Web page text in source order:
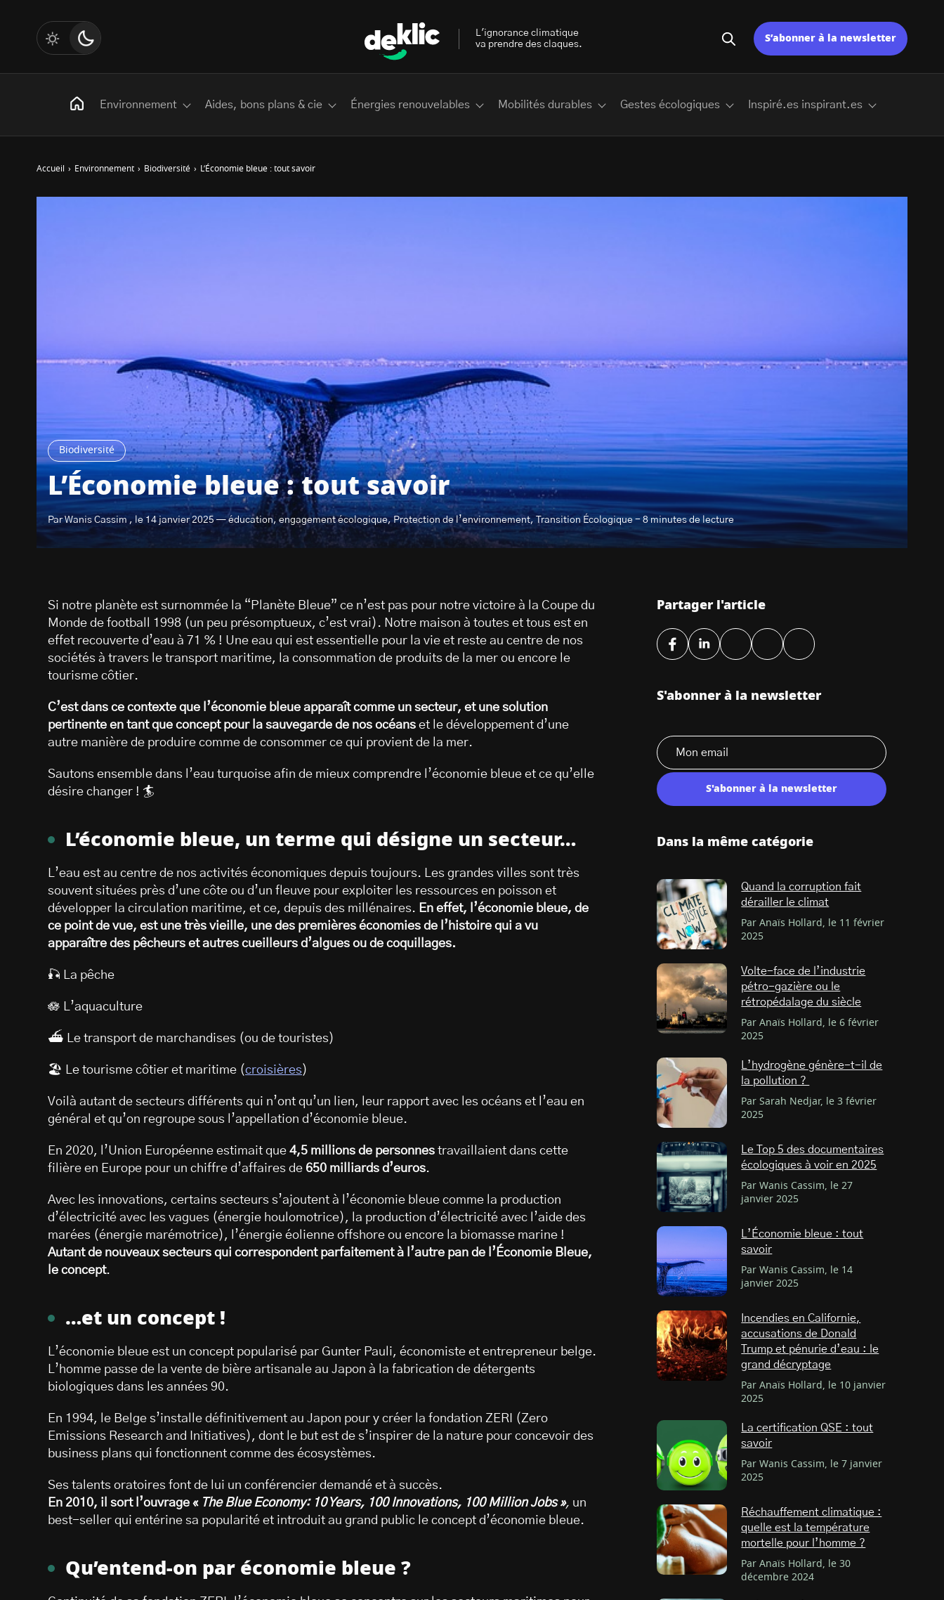
Biodiversité
L’Économie bleue : tout savoir
Par Wanis Cassim , le 14 janvier 2025 — éducation, engagement écologique, Protection de l’environnement, Transition Écologique - 8 minutes de lecture
Accueil › Environnement › Biodiversité › L’Économie bleue : tout savoir
Si notre planète est surnommée la “Planète Bleue” ce n’est pas pour notre victoire à la Coupe du
Monde de football 1998 (un peu présomptueux, c’est vrai). Notre maison à toutes et tous est en
effet recouverte d’eau à 71 % ! Une eau qui est essentielle pour la vie et reste au centre de nos
sociétés à travers le transport maritime, la consommation de produits de la mer ou encore le
tourisme côtier.
C’est dans ce contexte que l’économie bleue apparaît comme un secteur, et une solution
pertinente en tant que concept pour la sauvegarde de nos océans et le développement d’une
autre manière de produire comme de consommer ce qui provient de la mer.
Sautons ensemble dans l’eau turquoise afin de mieux comprendre l’économie bleue et ce qu’elle
désire changer ! 🏄
L’économie bleue, un terme qui désigne un secteur…
L’eau est au centre de nos activités économiques depuis toujours. Les grandes villes sont très
souvent situées près d’une côte ou d’un fleuve pour exploiter les ressources en poisson et
développer la circulation maritime, et ce, depuis des millénaires. En effet, l’économie bleue, de
ce point de vue, est une très vieille, une des premières économies de l’histoire qui a vu
apparaître des pêcheurs et autres cueilleurs d’algues ou de coquillages.
🎣 La pêche
🪷 L’aquaculture
⛴️ Le transport de marchandises (ou de touristes)
🏖️ Le tourisme côtier et maritime (croisières)
Voilà autant de secteurs différents qui n’ont qu’un lien, leur rapport avec les océans et l’eau en
général et qu’on regroupe sous l’appellation d’économie bleue.
En 2020, l’Union Européenne estimait que 4,5 millions de personnes travaillaient dans cette
filière en Europe pour un chiffre d’affaires de 650 milliards d’euros.
Avec les innovations, certains secteurs s’ajoutent à l’économie bleue comme la production
d’électricité avec les vagues (énergie houlomotrice), la production d’électricité avec l’aide des
marées (énergie marémotrice), l’énergie éolienne offshore ou encore la biomasse marine !
Autant de nouveaux secteurs qui correspondent parfaitement à l’autre pan de l’Économie Bleue,
le concept.
…et un concept !
L’économie bleue est un concept popularisé par Gunter Pauli, économiste et entrepreneur belge.
L’homme passe de la vente de bière artisanale au Japon à la fabrication de détergents
biologiques dans les années 90.
En 1994, le Belge s’installe définitivement au Japon pour y créer la fondation ZERI (Zero
Emissions Research and Initiatives), dont le but est de s’inspirer de la nature pour concevoir des
business plans qui fonctionnent comme des écosystèmes.
Ses talents oratoires font de lui un conférencier demandé et à succès.
En 2010, il sort l’ouvrage « The Blue Economy: 10 Years, 100 Innovations, 100 Million Jobs », un
best-seller qui entérine sa popularité et introduit au grand public le concept d’économie bleue.
Qu’entend-on par économie bleue ?
Partager l'article
S'abonner à la newsletter
S'abonner à la newsletter
Dans la même catégorie
Quand la corruption fait
dérailler le climat
Par Anaïs Hollard, le 11 février
2025
Volte-face de l’industrie
pétro-gazière ou le
rétropédalage du siècle
Par Anaïs Hollard, le 6 février
2025
L’hydrogène génère-t-il de
la pollution ?
Par Sarah Nedjar, le 3 février
2025
Le Top 5 des documentaires
écologiques à voir en 2025
Par Wanis Cassim, le 27
janvier 2025
L’Économie bleue : tout
savoir
Par Wanis Cassim, le 14
janvier 2025
Incendies en Californie,
accusations de Donald
Trump et pénurie d’eau : le
grand décryptage
Par Anaïs Hollard, le 10 janvier
2025
La certification QSE : tout
savoir
Par Wanis Cassim, le 7 janvier
2025
Réchauffement climatique :
quelle est la température
mortelle pour l’homme ?
Par Anaïs Hollard, le 30
décembre 2024
L'ignorance climatique
va prendre des claques.
S’abonner à la newsletter
Environnement Aides, bons plans & cie Énergies renouvelables Mobilités durables Gestes écologiques Inspiré.es inspirant.es